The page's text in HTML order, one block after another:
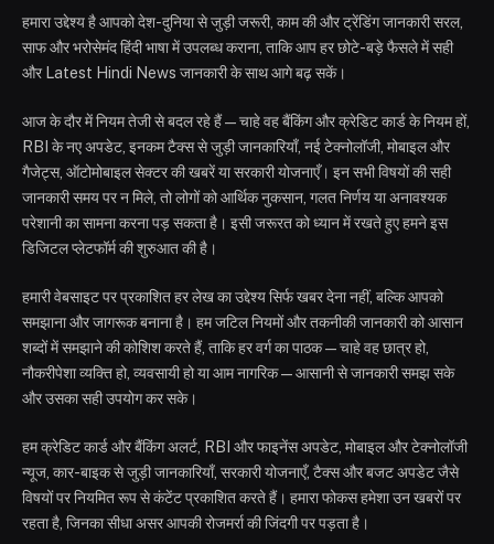
हमारा उद्देश्य है आपको देश-दुनिया से जुड़ी जरूरी, काम की और ट्रेंडिंग जानकारी सरल,
साफ और भरोसेमंद हिंदी भाषा में उपलब्ध कराना, ताकि आप हर छोटे-बड़े फैसले में सही
और Latest Hindi News जानकारी के साथ आगे बढ़ सकें।
आज के दौर में नियम तेजी से बदल रहे हैं—चाहे वह बैंकिंग और क्रेडिट कार्ड के नियम हों,
RBI के नए अपडेट, इनकम टैक्स से जुड़ी जानकारियाँ, नई टेक्नोलॉजी, मोबाइल और
गैजेट्स, ऑटोमोबाइल सेक्टर की खबरें या सरकारी योजनाएँ। इन सभी विषयों की सही
जानकारी समय पर न मिले, तो लोगों को आर्थिक नुकसान, गलत निर्णय या अनावश्यक
परेशानी का सामना करना पड़ सकता है। इसी जरूरत को ध्यान में रखते हुए हमने इस
डिजिटल प्लेटफॉर्म की शुरुआत की है।
हमारी वेबसाइट पर प्रकाशित हर लेख का उद्देश्य सिर्फ खबर देना नहीं, बल्कि आपको
समझाना और जागरूक बनाना है। हम जटिल नियमों और तकनीकी जानकारी को आसान
शब्दों में समझाने की कोशिश करते हैं, ताकि हर वर्ग का पाठक—चाहे वह छात्र हो,
नौकरीपेशा व्यक्ति हो, व्यवसायी हो या आम नागरिक—आसानी से जानकारी समझ सके
और उसका सही उपयोग कर सके।
हम क्रेडिट कार्ड और बैंकिंग अलर्ट, RBI और फाइनेंस अपडेट, मोबाइल और टेक्नोलॉजी
न्यूज, कार-बाइक से जुड़ी जानकारियाँ, सरकारी योजनाएँ, टैक्स और बजट अपडेट जैसे
विषयों पर नियमित रूप से कंटेंट प्रकाशित करते हैं। हमारा फोकस हमेशा उन खबरों पर
रहता है, जिनका सीधा असर आपकी रोजमर्रा की जिंदगी पर पड़ता है।